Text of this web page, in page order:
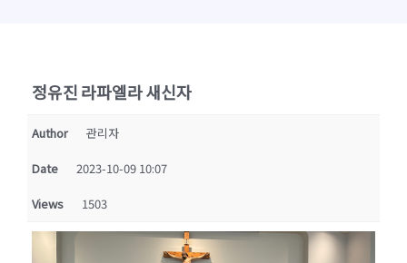
정유진 라파엘라 새신자
Author 관리자
Date 2023-10-09 10:07
Views 1503